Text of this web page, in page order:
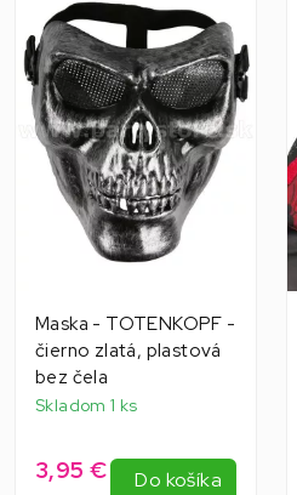
Maska - TOTENKOPF -
čierno zlatá, plastová
bez čela
Skladom 1 ks
3,95 € Do košíka